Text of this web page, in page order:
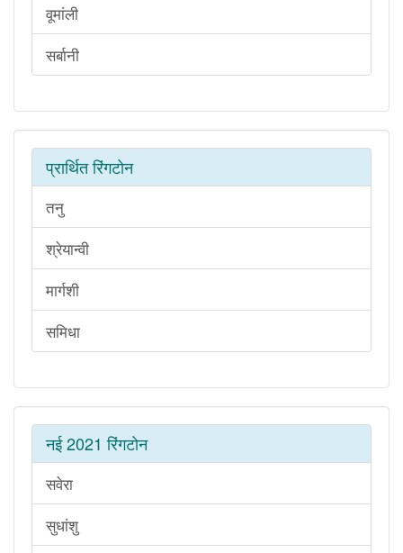
वूमांली
सर्बानी
प्रार्थित रिंगटोन
तनु
श्रेयान्वी
मार्गशी
समिधा
नई 2021 रिंगटोन
सवेरा
सुधांशु